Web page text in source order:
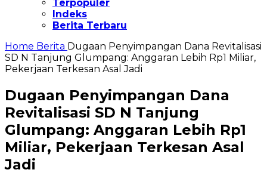
Terpopuler
Indeks
Berita Terbaru
Home Berita Dugaan Penyimpangan Dana Revitalisasi
SD N Tanjung Glumpang: Anggaran Lebih Rp1 Miliar,
Pekerjaan Terkesan Asal Jadi
Dugaan Penyimpangan Dana
Revitalisasi SD N Tanjung
Glumpang: Anggaran Lebih Rp1
Miliar, Pekerjaan Terkesan Asal
Jadi